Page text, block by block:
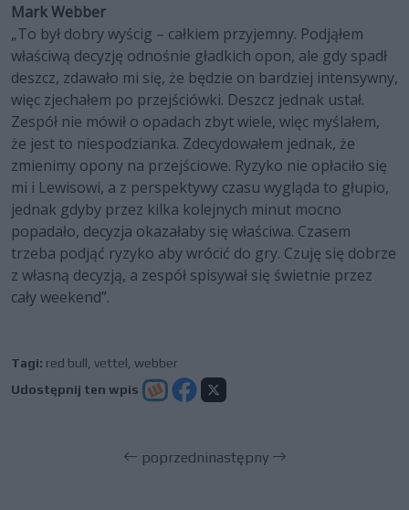
Mark Webber
„To był dobry wyścig – całkiem przyjemny. Podjąłem
właściwą decyzję odnośnie gładkich opon, ale gdy spadł
deszcz, zdawało mi się, że będzie on bardziej intensywny,
więc zjechałem po przejściówki. Deszcz jednak ustał.
Zespół nie mówił o opadach zbyt wiele, więc myślałem,
że jest to niespodzianka. Zdecydowałem jednak, że
zmienimy opony na przejściowe. Ryzyko nie opłaciło się
mi i Lewisowi, a z perspektywy czasu wygląda to głupio,
jednak gdyby przez kilka kolejnych minut mocno
popadało, decyzja okazałaby się właściwa. Czasem
trzeba podjąć ryzyko aby wrócić do gry. Czuję się dobrze
z własną decyzją, a zespół spisywał się świetnie przez
cały weekend”.
Tagi: red bull vettel webber
Udostępnij ten wpis
poprzedninastępny